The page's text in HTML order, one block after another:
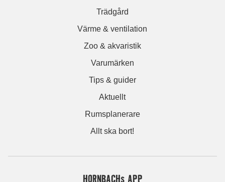
Trädgård
Värme & ventilation
Zoo & akvaristik
Varumärken
Tips & guider
Aktuellt
Rumsplanerare
Allt ska bort!
HORNBACHs APP